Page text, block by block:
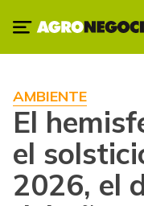
AMBIENTE
El
el
2026, el